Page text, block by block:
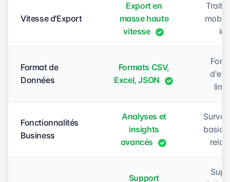
Vitesse d'Export
Export en
masse haute
vitesse
Format de
Données
Formats CSV,
Excel, JSON
Fonctionnalités
Business
Analyses et
insights
avancés
Support